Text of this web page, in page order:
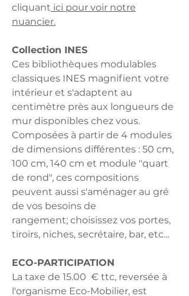
cliquant ici pour voir notre
nuancier.
Collection INES
Ces bibliothèques modulables
classiques INES magnifient votre
intérieur et s'adaptent au
centimètre près aux longueurs de
mur disponibles chez vous.
Composées à partir de 4 modules
de dimensions différentes : 50 cm,
100 cm, 140 cm et module "quart
de rond", ces compositions
peuvent aussi s'aménager au gré
de vos besoins de
rangement; choisissez vos portes,
tiroirs, niches, secrétaire, bar, etc...
ECO-PARTICIPATION
La taxe de 15.00 € ttc, reversée à
l'organisme Eco-Mobilier, est